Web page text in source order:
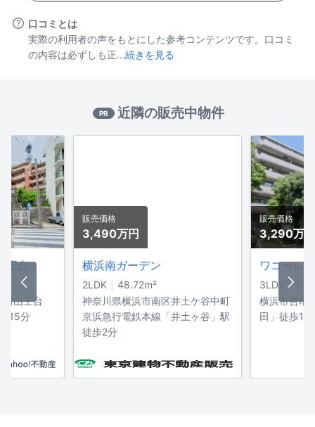
口コミとは
実際の利用者の声をもとにした参考コンテンツです。口コミ
の内容は必ずしも正...続きを見る
PR 近隣の販売中物件
王台
田山王台
15分
販売価格
3,490万円
横浜南ガーデン
2LDK 48.72m²
神奈川県横浜市南区井土ケ谷中町
京浜急行電鉄本線「井土ヶ谷」駅
徒歩2分
販売価格
3,290万
3LDK
横浜市営地
田」徒歩13